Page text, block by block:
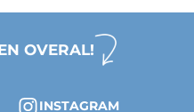
OVERAL!
INSTAGRAM